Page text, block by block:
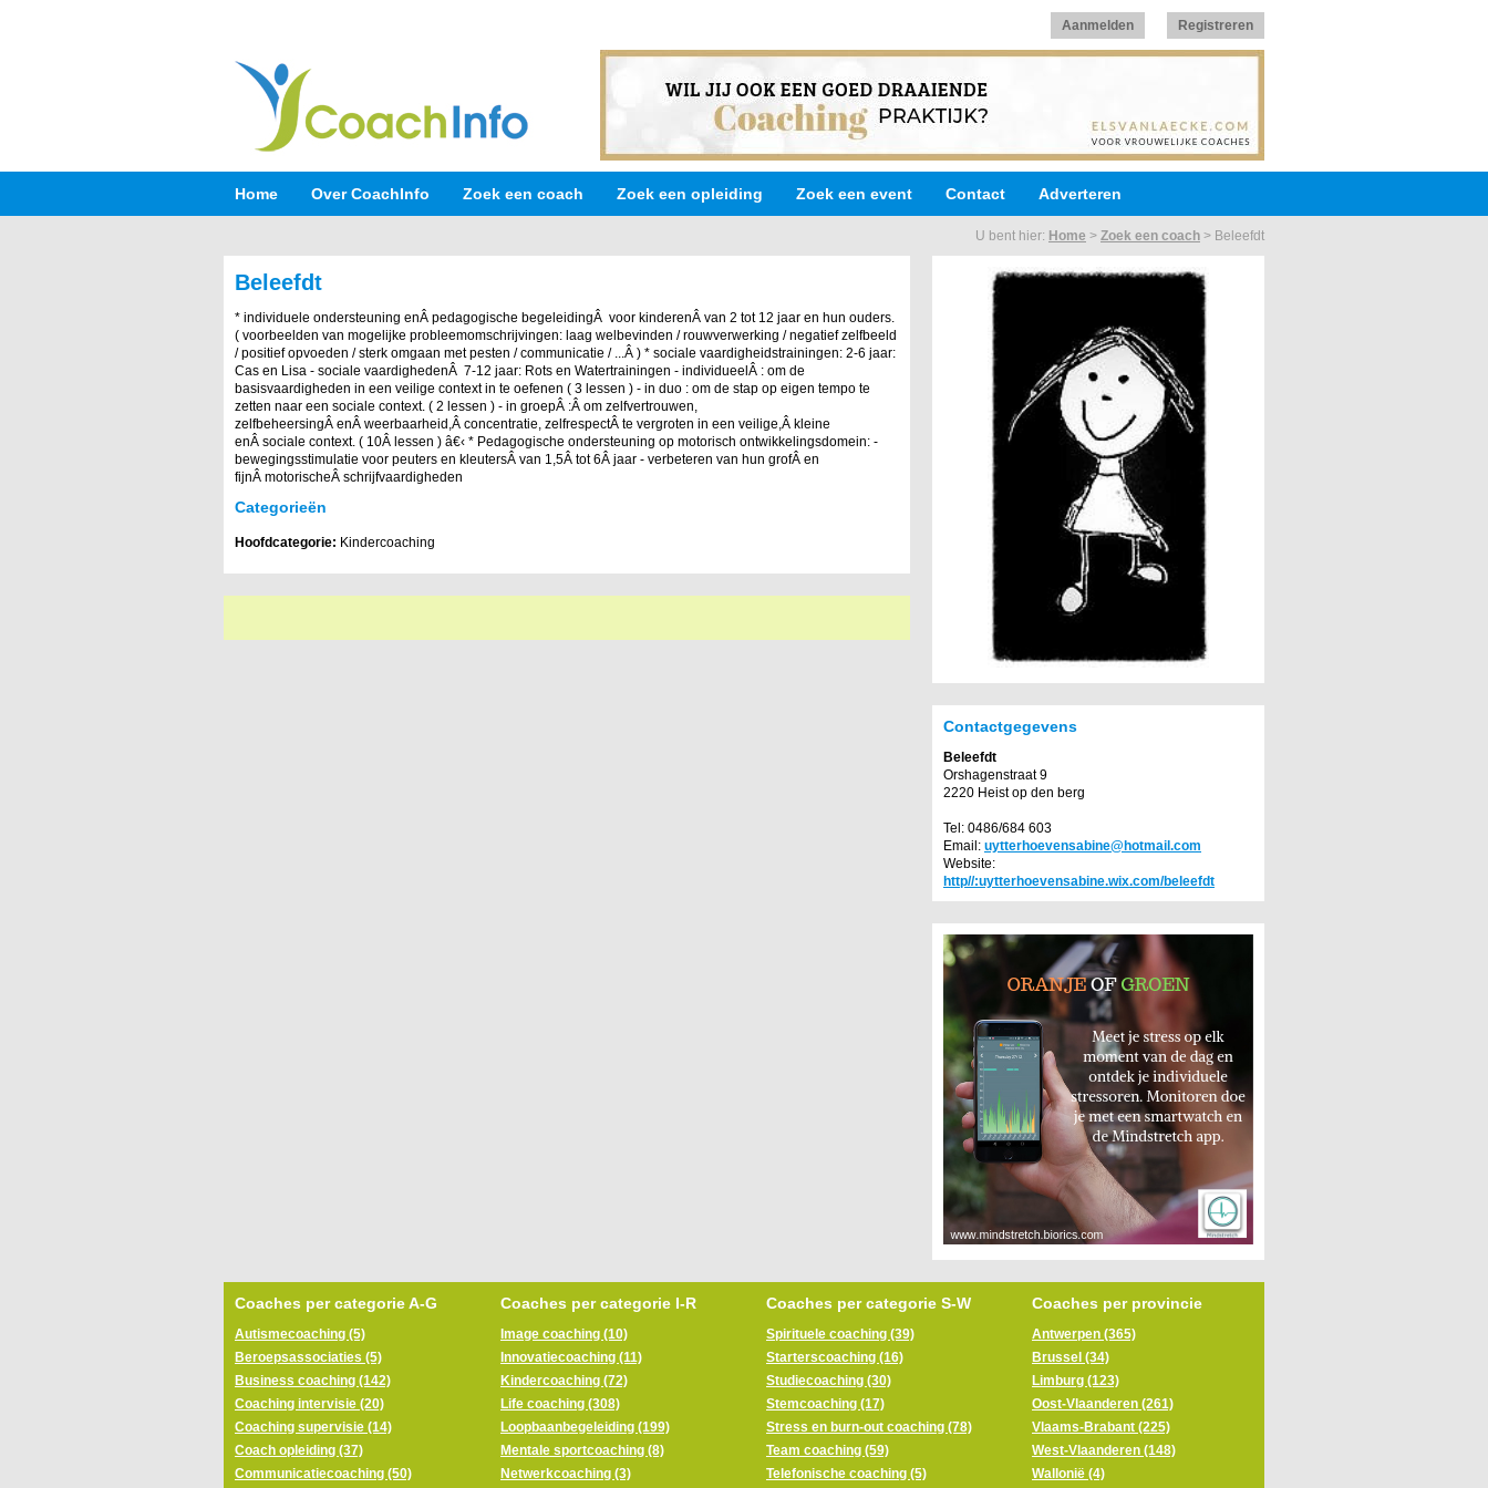
Aanmelden Registreren
Home Over CoachInfo Zoek een coach Zoek een opleiding Zoek een event Contact Adverteren
U bent hier: Home > Zoek een coach > Beleefdt
Beleefdt
* individuele ondersteuning enÂ pedagogische begeleidingÂ voor kinderenÂ van 2 tot 12 jaar en hun ouders.
( voorbeelden van mogelijke probleemomschrijvingen: laag welbevinden / rouwverwerking / negatief zelfbeeld
/ positief opvoeden / sterk omgaan met pesten / communicatie / ...Â ) * sociale vaardigheidstrainingen: 2-6 jaar:
Cas en Lisa - sociale vaardighedenÂ 7-12 jaar: Rots en Watertrainingen - individueelÂ : om de
basisvaardigheden in een veilige context in te oefenen ( 3 lessen ) - in duo : om de stap op eigen tempo te
zetten naar een sociale context. ( 2 lessen ) - in groepÂ :Â om zelfvertrouwen,
zelfbeheersingÂ enÂ weerbaarheid,Â concentratie, zelfrespectÂ te vergroten in een veilige,Â kleine
enÂ sociale context. ( 10Â lessen ) â€‹ * Pedagogische ondersteuning op motorisch ontwikkelingsdomein: -
bewegingsstimulatie voor peuters en kleutersÂ van 1,5Â tot 6Â jaar - verbeteren van hun grofÂ en
fijnÂ motorischeÂ schrijfvaardigheden
Categorieën
Hoofdcategorie: Kindercoaching
Contactgegevens
Beleefdt
Orshagenstraat 9
2220 Heist op den berg
Tel: 0486/684 603
Email: uytterhoevensabine@hotmail.com
Website:
http//:uytterhoevensabine.wix.com/beleefdt
Coaches per categorie A-G
Autismecoaching (5)
Beroepsassociaties (5)
Business coaching (142)
Coaching intervisie (20)
Coaching supervisie (14)
Coach opleiding (37)
Communicatiecoaching (50)
Coaches per categorie I-R
Image coaching (10)
Innovatiecoaching (11)
Kindercoaching (72)
Life coaching (308)
Loopbaanbegeleiding (199)
Mentale sportcoaching (8)
Netwerkcoaching (3)
Coaches per categorie S-W
Spirituele coaching (39)
Starterscoaching (16)
Studiecoaching (30)
Stemcoaching (17)
Stress en burn-out coaching (78)
Team coaching (59)
Telefonische coaching (5)
Coaches per provincie
Antwerpen (365)
Brussel (34)
Limburg (123)
Oost-Vlaanderen (261)
Vlaams-Brabant (225)
West-Vlaanderen (148)
Wallonië (4)